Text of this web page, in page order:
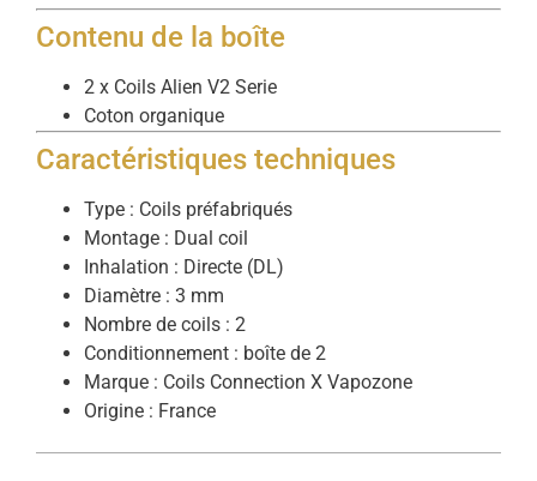
Contenu de la boîte
2 x Coils Alien V2 Serie
Coton organique
Caractéristiques techniques
Type : Coils préfabriqués
Montage : Dual coil
Inhalation : Directe (DL)
Diamètre : 3 mm
Nombre de coils : 2
Conditionnement : boîte de 2
Marque : Coils Connection X Vapozone
Origine : France